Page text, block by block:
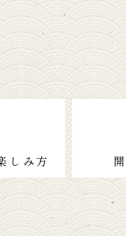
しみ方